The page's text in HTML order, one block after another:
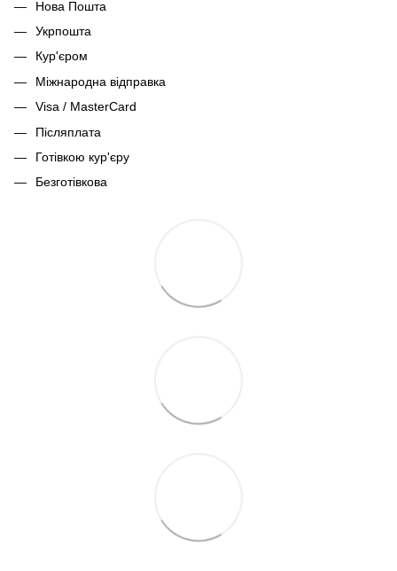
Нова Пошта
Укрпошта
Кур'єром
Міжнародна відправка
Visa / MasterCard
Післяплата
Готівкою кур'єру
Безготівкова